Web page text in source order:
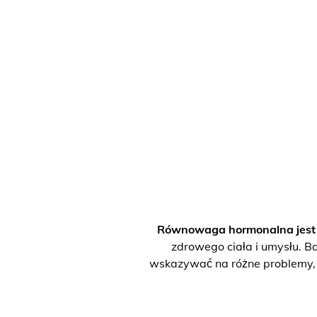
Równowaga hormonalna
zdrowego ciała i umysłu.
wskazywać na różne